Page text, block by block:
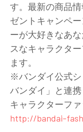
す。最新の商品
ゼントキャンペ
ーが大好きなあ
スなキャラクタ
ます。
※バンダイ公式シ
バンダイ」と連携
キャラクターフ
http://bandai-